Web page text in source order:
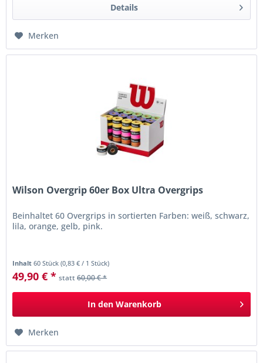
Details
Merken
Wilson Overgrip 60er Box Ultra Overgrips
Beinhaltet 60 Overgrips in sortierten Farben: weiß, schwarz,
lila, orange, gelb, pink.
Inhalt60 Stück(0,83 € / 1 Stück)
49,90 € * statt60,00 € *
In den Warenkorb
Merken